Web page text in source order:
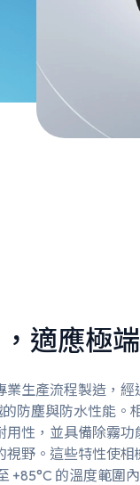
適應極
業生產流程製造，經
防塵與防水性能。
用性，並具備除霧
視野。這些特性使
+85°C 的溫度範圍